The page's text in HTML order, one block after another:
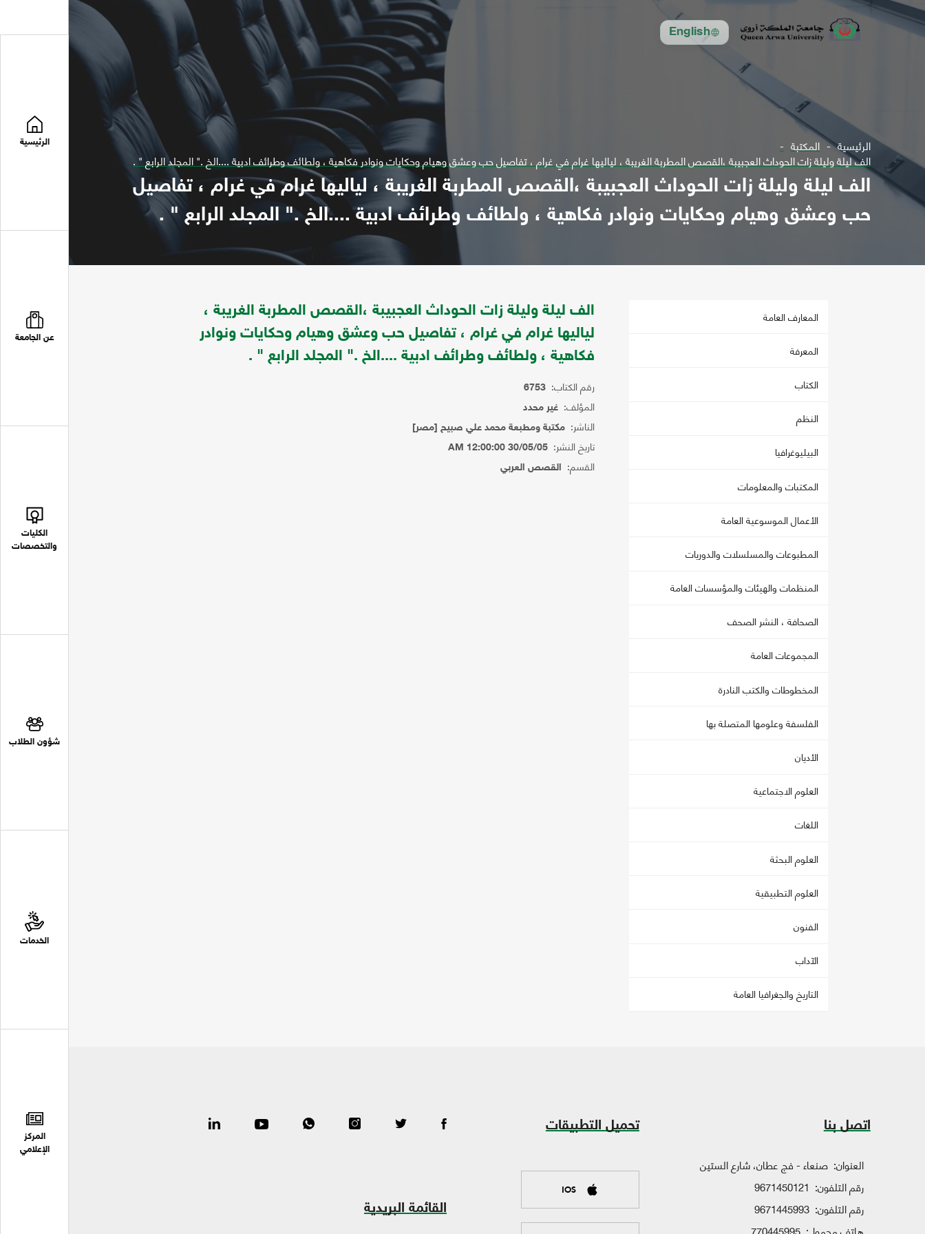
English
الرئيسية
عن الجامعة
الكليات
والتخصصات
شؤون الطلاب
الخدمات
المركز
الإعلامي
الرئيسية المكتبة
الف ليلة وليلة زات الحوداث العجبيبة ،القصص المطربة الغريبة ، لياليها غرام في غرام ، تفاصيل حب وعشق وهيام وحكايات ونوادر فكاهية ، ولطائف وطرائف ادبية ....الخ ." المجلد الرابع " .
الف ليلة وليلة زات الحوداث العجبيبة ،القصص المطربة الغريبة ، لياليها غرام في غرام ، تفاصيل
حب وعشق وهيام وحكايات ونوادر فكاهية ، ولطائف وطرائف ادبية ....الخ ." المجلد الرابع " .
المعارف العامة
المعرفة
الكتاب
النظم
البيليوغرافيا
المكتبات والمعلومات
الأعمال الموسوعية العامة
المطبوعات والمسلسلات والدوريات
المنظمات والهيئات والمؤسسات العامة
الصحافة ، النشر الصحف
المجموعات العامة
المخطوطات والكتب النادرة
الفلسفة وعلومها المتصلة بها
الأديان
العلوم الاجتماعية
اللغات
العلوم البحثة
العلوم التطبيقية
الفنون
الآداب
التاريخ والجغرافيا العامة
الف ليلة وليلة زات الحوداث العجبيبة ،القصص المطربة الغريبة ،
لياليها غرام في غرام ، تفاصيل حب وعشق وهيام وحكايات ونوادر
فكاهية ، ولطائف وطرائف ادبية ....الخ ." المجلد الرابع " .
رقم الكتاب: 6753
المؤلف: غير محدد
الناشر: مكتبة ومطبعة محمد علي صبيح [مصر]
تاريخ النشر: 30/05/05 12:00:00 AM
القسم: القصص العربي
اتصل بنا
العنوان: صنعاء - فج عطان، شارع الستين
رقم التلفون: 9671450121
رقم التلفون: 9671445993
تحميل التطبيقات
IOS
القائمة البريدية